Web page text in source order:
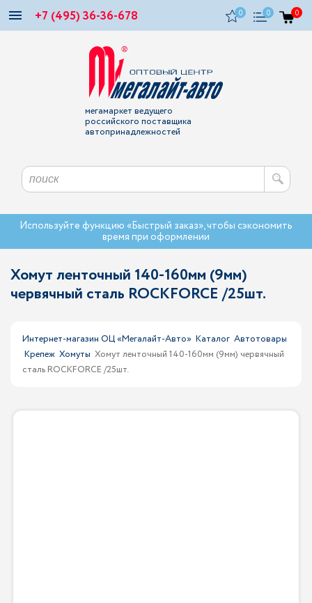
+7 (495) 36-36-678 0 0 0
мегамаркет ведущего
российского поставщика
автопринадлежностей
Используйте функцию «Быстрый заказ», чтобы сэкономить
время при оформлении
Хомут ленточный 140-160мм (9мм)
червячный сталь ROCKFORCE /25шт.
Интернет-магазин ОЦ «Мегалайт-Авто» Каталог Автотовары
Крепеж Хомуты Хомут ленточный 140-160мм (9мм) червячный
сталь ROCKFORCE /25шт.